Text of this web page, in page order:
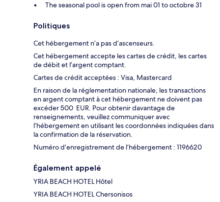
The seasonal pool is open from mai 01 to octobre 31
Politiques
Cet hébergement n’a pas d’ascenseurs.
Cet hébergement accepte les cartes de crédit, les cartes
de débit et l’argent comptant.
Cartes de crédit acceptées : Visa, Mastercard
En raison de la réglementation nationale, les transactions
en argent comptant à cet hébergement ne doivent pas
excéder 500 EUR. Pour obtenir davantage de
renseignements, veuillez communiquer avec
l’hébergement en utilisant les coordonnées indiquées dans
la confirmation de la réservation.
Numéro d’enregistrement de l’hébergement : 1196620
Également appelé
YRIA BEACH HOTEL Hôtel
YRIA BEACH HOTEL Chersonisos